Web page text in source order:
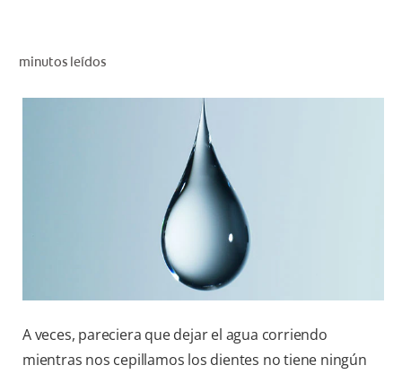
minutos leídos
A veces, pareciera que dejar el agua corriendo
mientras nos cepillamos los dientes no tiene ningún